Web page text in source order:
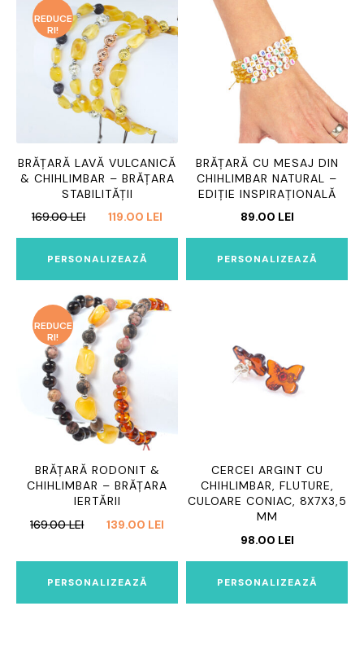
BRĂȚARĂ LAVĂ VULCANICĂ
& CHIHLIMBAR – BRĂȚARA
STABILITĂȚII
REDUCE
RI!
169.00LEI
PREȚUL
INIȚIAL
A
119.00 LEIPREȚUL
CURENT
PERSONALIZEAZĂ
BRĂȚARĂ CU MESAJ DIN
CHIHLIMBAR NATURAL –
EDIȚIE INSPIRAȚIONALĂ
89.00 LEI
PERSONALIZEAZĂ
BRĂȚARĂ RODONIT &
CHIHLIMBAR – BRĂȚARA
IERTĂRII
REDUCE
RI!
169.00LEI
PREȚUL
A
FOST:
139.00 LEIPREȚUL
ESTE:
139.00 LEI.
PERSONALIZEAZĂ
CERCEI ARGINT CU
CHIHLIMBAR, FLUTURE,
CULOARE CONIAC, 8X7X3,5
MM
98.00 LEI
PERSONALIZEAZĂ